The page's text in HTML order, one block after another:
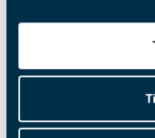
4. aug. 2026